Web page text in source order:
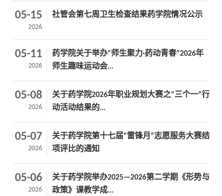
05-15
2026
社管会第七周卫生检查结果药学院情况公示
05-11
2026
药学院关于举办“师生聚力·药动青春”2026年
师生趣味运动会...
05-08
2026
关于药学院2026年职业规划大赛之“三个一”行
动活动结果的...
05-07
2026
关于药学院第十七届“雷锋月”志愿服务大赛结
项评比的通知
05-06
2026
关于药学院举办2025—2026第二学期《形势与
政策》课教学成...